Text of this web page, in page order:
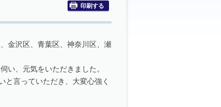
印刷する
金沢区、青葉区、神奈川区、瀬
い、元気をいただきました。
言っていただき、大変心強く